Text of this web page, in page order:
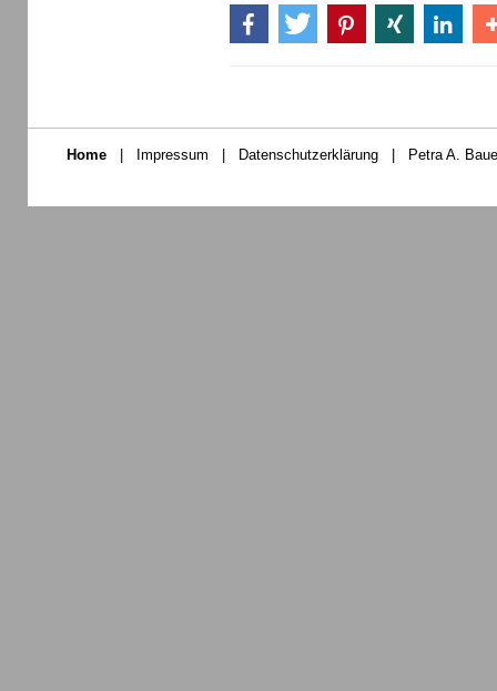
Home Impressum Datenschutzerklärung Petra A.